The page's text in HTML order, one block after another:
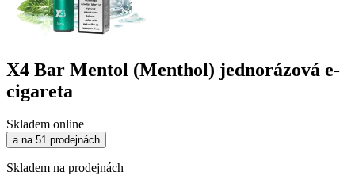
X4 Bar Mentol (Menthol) jednorázová e-
cigareta
Skladem online
a na 51 prodejnách
Skladem na prodejnách